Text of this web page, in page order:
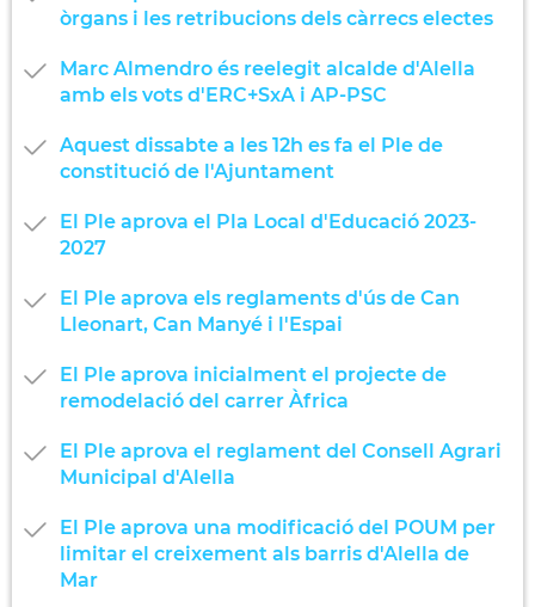
òrgans i les retribucions dels càrrecs electes
Marc Almendro és reelegit alcalde d'Alella
amb els vots d'ERC+SxA i AP-PSC
Aquest dissabte a les 12h es fa el Ple de
constitució de l'Ajuntament
El Ple aprova el Pla Local d'Educació 2023-
2027
El Ple aprova els reglaments d'ús de Can
Lleonart, Can Manyé i l'Espai
El Ple aprova inicialment el projecte de
remodelació del carrer Àfrica
El Ple aprova el reglament del Consell Agrari
Municipal d'Alella
El Ple aprova una modificació del POUM per
limitar el creixement als barris d'Alella de
Mar